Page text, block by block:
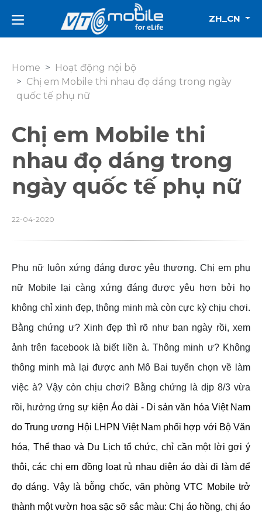
ZH_CN
Home
Hoạt động nội bộ
Chị em Mobile thi nhau đọ dáng trong ngày
quốc tế phụ nữ
Chị em Mobile thi
nhau đọ dáng trong
ngày quốc tế phụ nữ
22-04-2020
Phụ nữ luôn xứng đáng được yêu thương. Chị em phụ
nữ Mobile lại càng xứng đáng được yêu hơn bởi họ
không chỉ xinh đẹp, thông minh mà còn cực kỳ chịu chơi.
Bằng chứng ư? Xinh đẹp thì rõ như ban ngày rồi, xem
ảnh trên facebook là biết liền à. Thông minh ư? Không
thông minh mà lại được anh Mô Bai tuyển chọn về làm
việc à? Vậy còn chịu chơi? Bằng chứng là dịp 8/3 vừa
rồi, hưởng ứng sự kiện Áo dài - Di sản văn hóa Việt Nam
do Trung ương Hội LHPN Việt Nam phối hợp với Bộ Văn
hóa, Thể thao và Du Lịch tổ chức, chỉ cần một lời gợi ý
thôi, các chị em đồng loạt rủ nhau diện áo dài đi làm để
đọ dáng. Vậy là bỗng chốc, văn phòng VTC Mobile trở
thành một vườn hoa sặc sỡ sắc màu: Chị áo hồng, chị áo